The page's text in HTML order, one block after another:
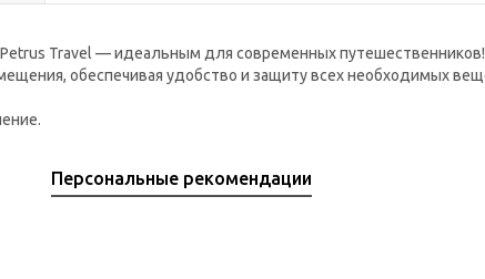
Travel — идеальным для современных
обеспечивая удобство и защиту всех необходимых
Персональные рекомендации